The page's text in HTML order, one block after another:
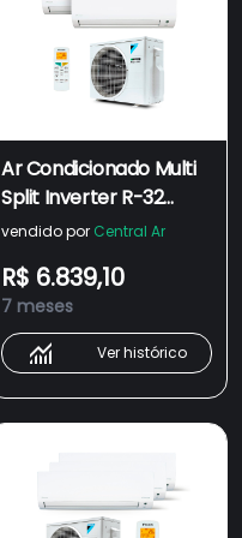
Ar Condicionado Multi
Split Inverter R-32
Daikin 18.000 Btus (2x
Quente/Frio 220V
Monofásico
vendido por Central Ar
R$ 6.839,10
7 meses
Ver histórico